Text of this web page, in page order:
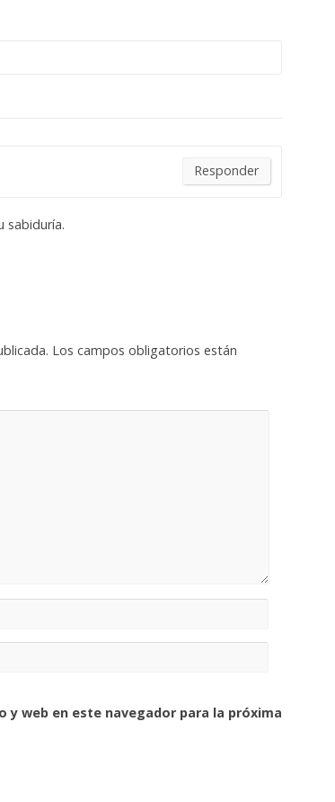
Responder
sabiduría.
Los campos obligatorios están
y web en este navegador para la próxima